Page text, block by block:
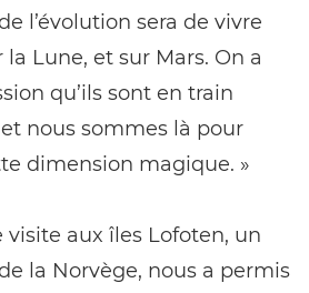
l’évolution sera de vivre
la Lune, et sur Mars. On a
qu’ils sont en train
et nous sommes là pour
dimension magique. »
visite aux îles Lofoten, un
la Norvège, nous a permis